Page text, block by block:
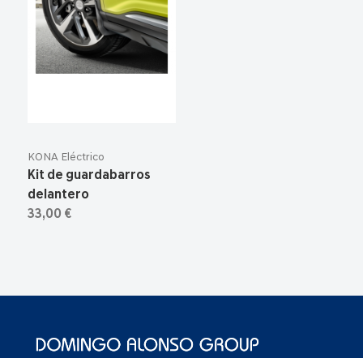
KONA Eléctrico
Kit de guardabarros
delantero
33,00 €